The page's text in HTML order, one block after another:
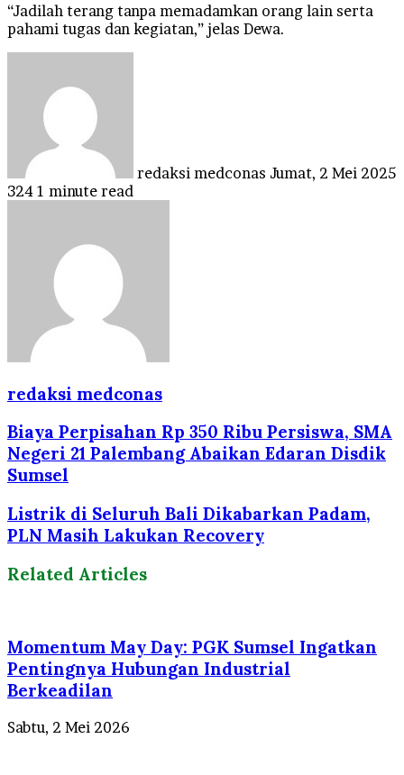
“Jadilah terang tanpa memadamkan orang lain serta
pahami tugas dan kegiatan,” jelas Dewa.
redaksi medconas Jumat, 2 Mei 2025
324 1 minute read
redaksi medconas
Biaya Perpisahan Rp 350 Ribu Persiswa, SMA
Negeri 21 Palembang Abaikan Edaran Disdik
Sumsel
Listrik di Seluruh Bali Dikabarkan Padam,
PLN Masih Lakukan Recovery
Related Articles
Momentum May Day: PGK Sumsel Ingatkan
Pentingnya Hubungan Industrial
Berkeadilan
Sabtu, 2 Mei 2026